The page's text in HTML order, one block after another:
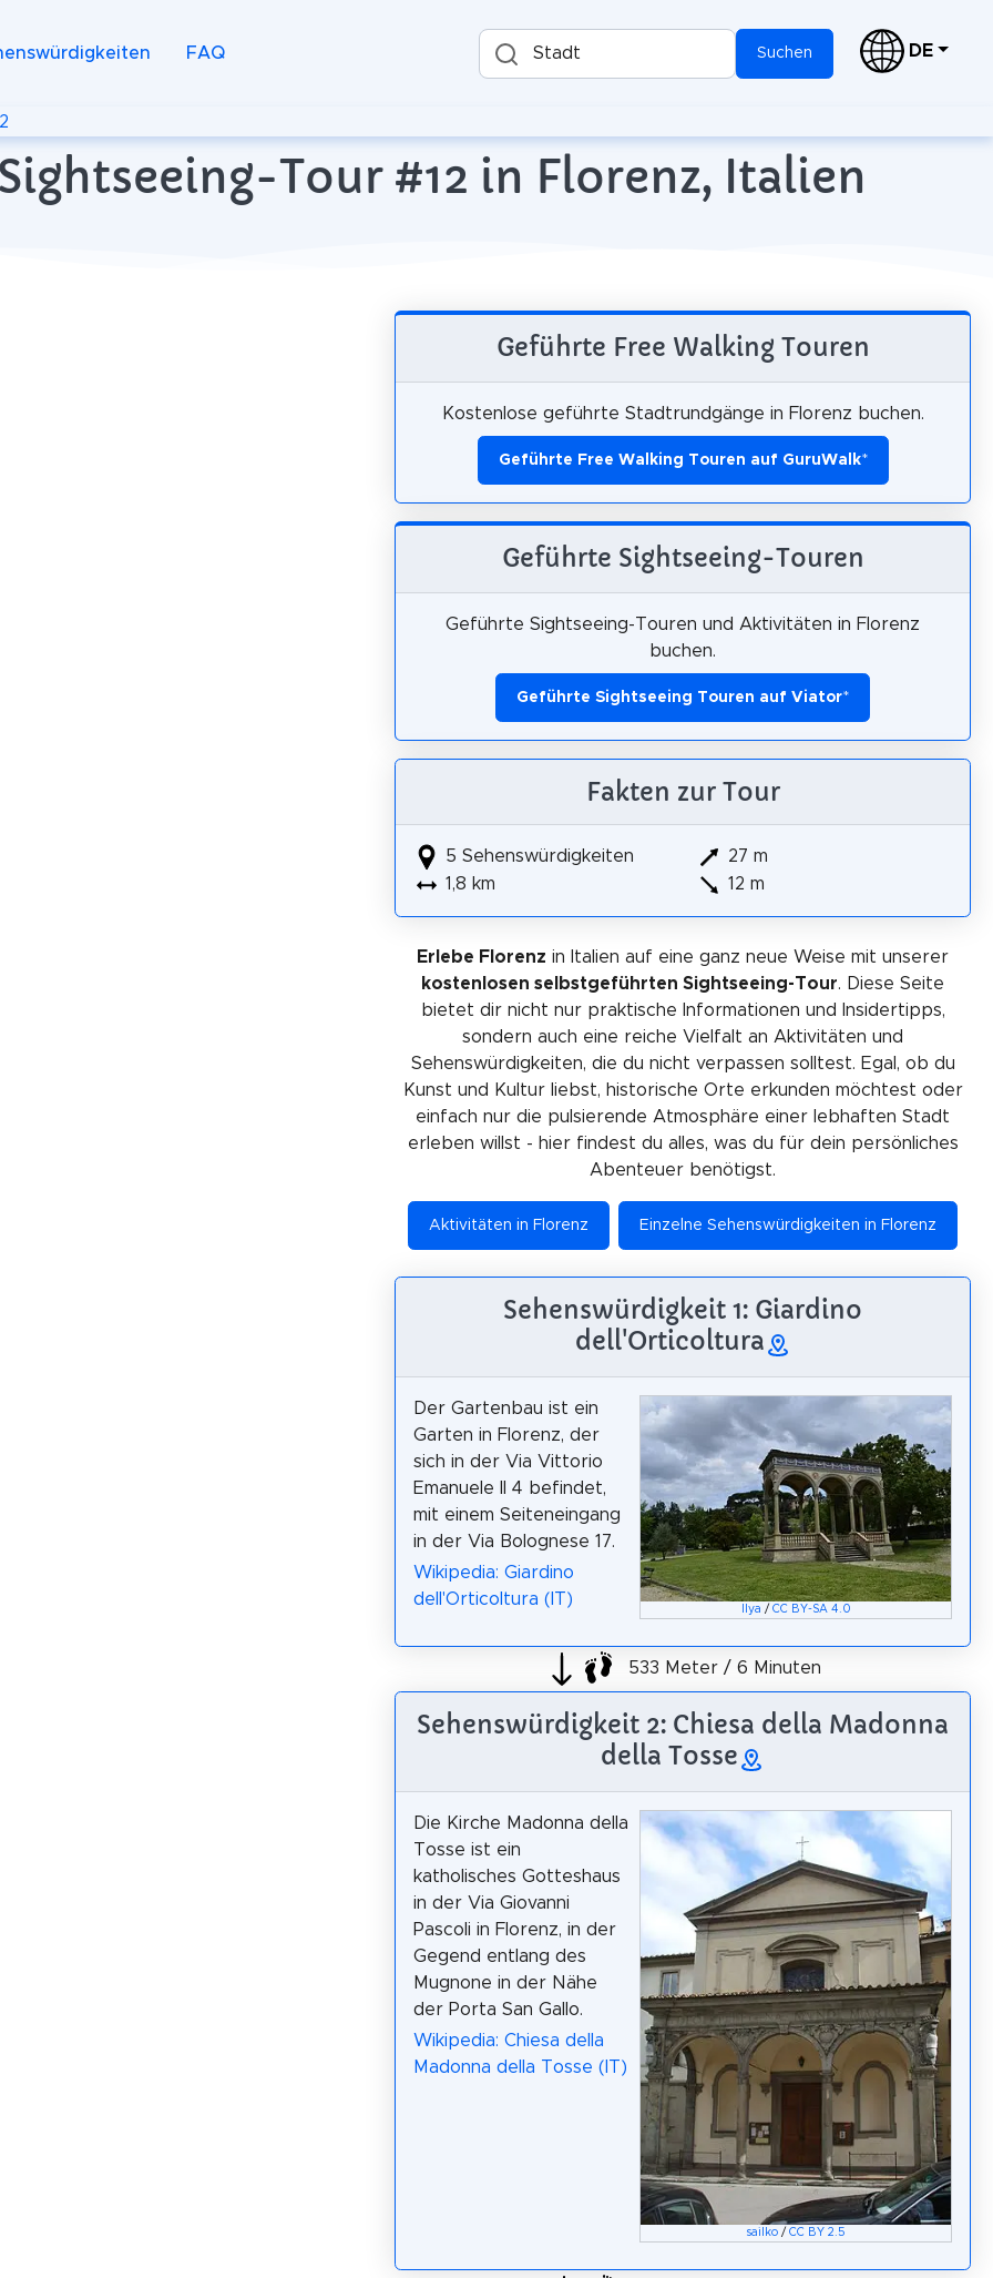
FAQ Stadt Suchen DE
Tour #12 in Florenz, Italien
Geführte Free Walking Touren
Kostenlose geführte Stadtrundgänge in Florenz buchen.
Geführte Free Walking Touren auf GuruWalk*
Geführte Sightseeing-Touren
Geführte Sightseeing-Touren und Aktivitäten in Florenz
buchen.
Geführte Sightseeing Touren auf Viator*
Fakten zur Tour
5 Sehenswürdigkeiten
1,8 km
27 m
12 m
Erlebe Florenz in Italien auf eine ganz neue Weise mit unserer
kostenlosen selbstgeführten Sightseeing-Tour. Diese Seite
bietet dir nicht nur praktische Informationen und Insidertipps,
sondern auch eine reiche Vielfalt an Aktivitäten und
Sehenswürdigkeiten, die du nicht verpassen solltest. Egal, ob du
Kunst und Kultur liebst, historische Orte erkunden möchtest oder
einfach nur die pulsierende Atmosphäre einer lebhaften Stadt
erleben willst - hier findest du alles, was du für dein persönliches
Abenteuer benötigst.
Aktivitäten in Florenz Einzelne Sehenswürdigkeiten in Florenz
Sehenswürdigkeit 1: Giardino
dell'Orticoltura
Ilya / CC BY-SA 4.0
Der Gartenbau ist ein
Garten in Florenz, der
sich in der Via Vittorio
Emanuele II 4 befindet,
mit einem Seiteneingang
in der Via Bolognese 17.
Wikipedia: Giardino
dell'Orticoltura (IT)
533 Meter / 6 Minuten
Sehenswürdigkeit 2: Chiesa della Madonna
della Tosse
sailko /CC BY 2.5
Die Kirche Madonna della
Tosse ist ein
katholisches Gotteshaus
in der Via Giovanni
Pascoli in Florenz, in der
Gegend entlang des
Mugnone in der Nähe
der Porta San Gallo.
Wikipedia: Chiesa della
Madonna della Tosse (IT)